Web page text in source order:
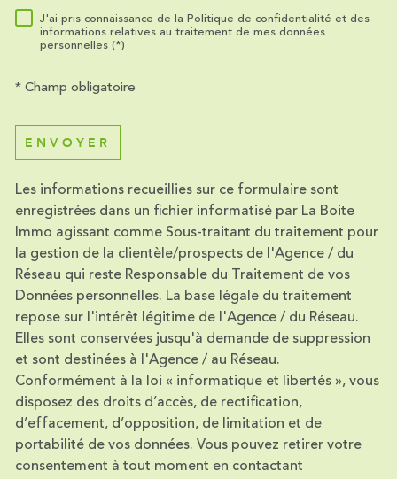
RÈGLEMENTATION
J'ai pris connaissance de la Politique de confidentialité et des
informations relatives au traitement de mes données
personnelles (*)
* Champ obligatoire
ENVOYER
Les informations recueillies sur ce formulaire sont
enregistrées dans un fichier informatisé par La Boite
Immo agissant comme Sous-traitant du traitement pour
la gestion de la clientèle/prospects de l'Agence / du
Réseau qui reste Responsable du Traitement de vos
Données personnelles. La base légale du traitement
repose sur l'intérêt légitime de l'Agence / du Réseau.
Elles sont conservées jusqu'à demande de suppression
et sont destinées à l'Agence / au Réseau.
Conformément à la loi « informatique et libertés », vous
disposez des droits d’accès, de rectification,
d’effacement, d’opposition, de limitation et de
portabilité de vos données. Vous pouvez retirer votre
consentement à tout moment en contactant